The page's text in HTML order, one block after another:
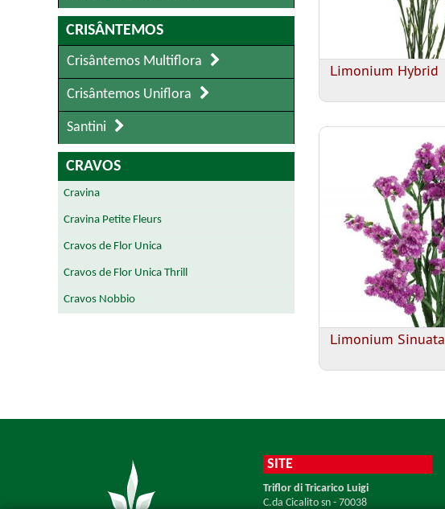
Limonium Hybrid
Limonium Sinuata
CRISÂNTEMOS
Crisântemos Multiflora
Crisântemos Uniflora
Santini
CRAVOS
Cravina
Cravina Petite Fleurs
Cravos de Flor Unica
Cravos de Flor Unica Thrill
Cravos Nobbio
SITE
Triflor di Tricarico Luigi
C.da Cicalito sn - 70038